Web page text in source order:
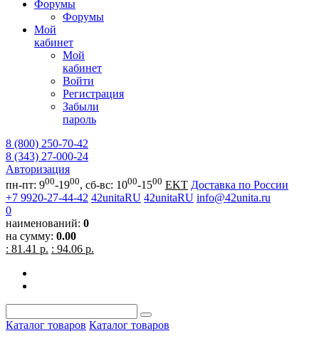
Форумы
Форумы
Мой
кабинет
Мой
кабинет
Войти
Регистрация
Забыли
пароль
8 (800) 250-70-42
8 (343) 27-000-24
Авторизация
пн-пт: 900-1900, сб-вс: 1000-1500 EKT Доставка по России
+7 9920-27-44-42 42unitaRU 42unitaRU info@42unita.ru
0
наименований: 0
на сумму: 0.00
: 81.41 р. : 94.06 р.
Каталог товаров Каталог товаров